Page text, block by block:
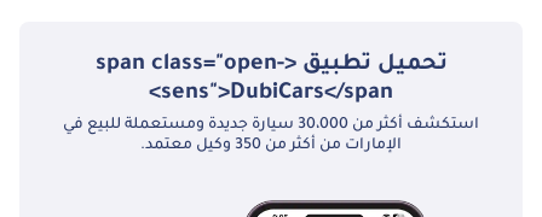
تحميل تطبيق <span class="open-
sens">DubiCars</span>
استكشف أكثر من 30،000 سيارة جديدة ومستعملة للبيع في
الإمارات من أكثر من 350 وكيل معتمد.